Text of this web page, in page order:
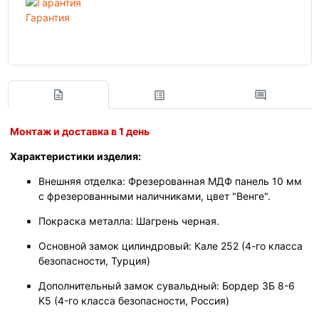
Гарантия
Монтаж и доставка в 1 день
Характеристики изделия:
Внешняя отделка: Фрезерованная МДФ панель 10 мм
с фрезерованными наличниками, цвет "Венге".
Покраска металла: Шагрень черная.
Основной замок цилиндровый: Кале 252 (4-го класса
безопасности, Турция)
Дополнительный замок сувальдный: Бордер 3Б 8-6
K5 (4-го класса безопасности, Россия)